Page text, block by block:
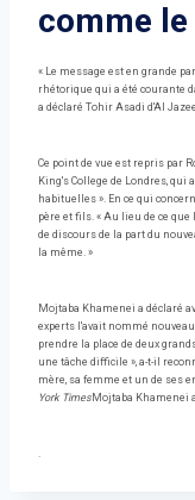
comme le
« Le message est en grande
rhétorique qui a été courante
a déclaré Tohir Asadi d'Al
Ce point de vue est repris par
King's College de Londres,
habituelles ». En ce qui
père et fils. « Au lieu de ce
de discours de la part du
la même. »
Mojtaba Khamenei a déclaré
experts l'avait nommé
prendre la place de deux
une tâche difficile », a-t-il
mère, sa femme et un de ses
York TimesMojtaba Khamenei
.